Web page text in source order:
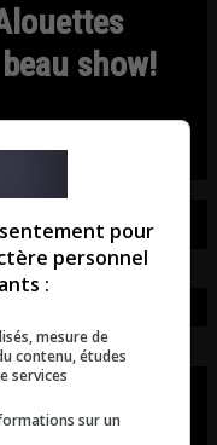
show!
pour
personnel
:
mesure de
contenu, études
services
sur un